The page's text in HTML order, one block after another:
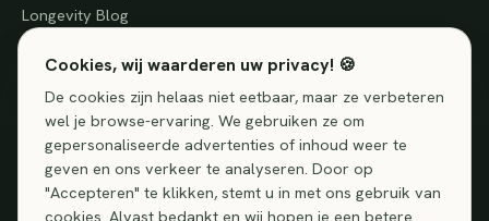
Longevity Blog
Klantenservice
Vragen
Contact
Cookies, wij waarderen uw privacy! 🍪
De cookies zijn helaas niet eetbaar, maar ze verbeteren
wel je browse-ervaring. We gebruiken ze om
gepersonaliseerde advertenties of inhoud weer te
geven en ons verkeer te analyseren. Door op
"Accepteren" te klikken, stemt u in met ons gebruik van
cookies. Alvast bedankt en wij hopen je een betere